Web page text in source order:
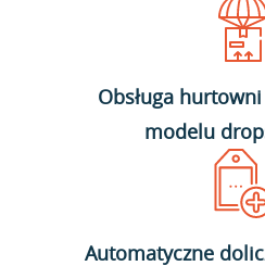
Obsługa
modelu
Automatyczne